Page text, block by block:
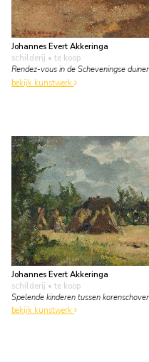
Johannes Evert Akkeringa
schilderij • te koop
Rendez-vous in de Scheveningse
bekijk kunstwerk
Johannes Evert Akkeringa
schilderij • te koop
Spelende kinderen tussen
bekijk kunstwerk